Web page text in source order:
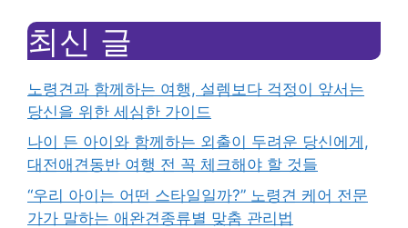
최신 글
노령견과 함께하는 여행, 설렘보다 걱정이 앞서는
당신을 위한 세심한 가이드
나이 든 아이와 함께하는 외출이 두려운 당신에게,
대전애견동반 여행 전 꼭 체크해야 할 것들
“우리 아이는 어떤 스타일일까?” 노령견 케어 전문
가가 말하는 애완견종류별 맞춤 관리법